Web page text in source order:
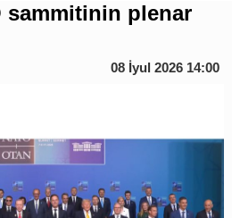
sammitinin plenar
08 İyul 2026 14:00